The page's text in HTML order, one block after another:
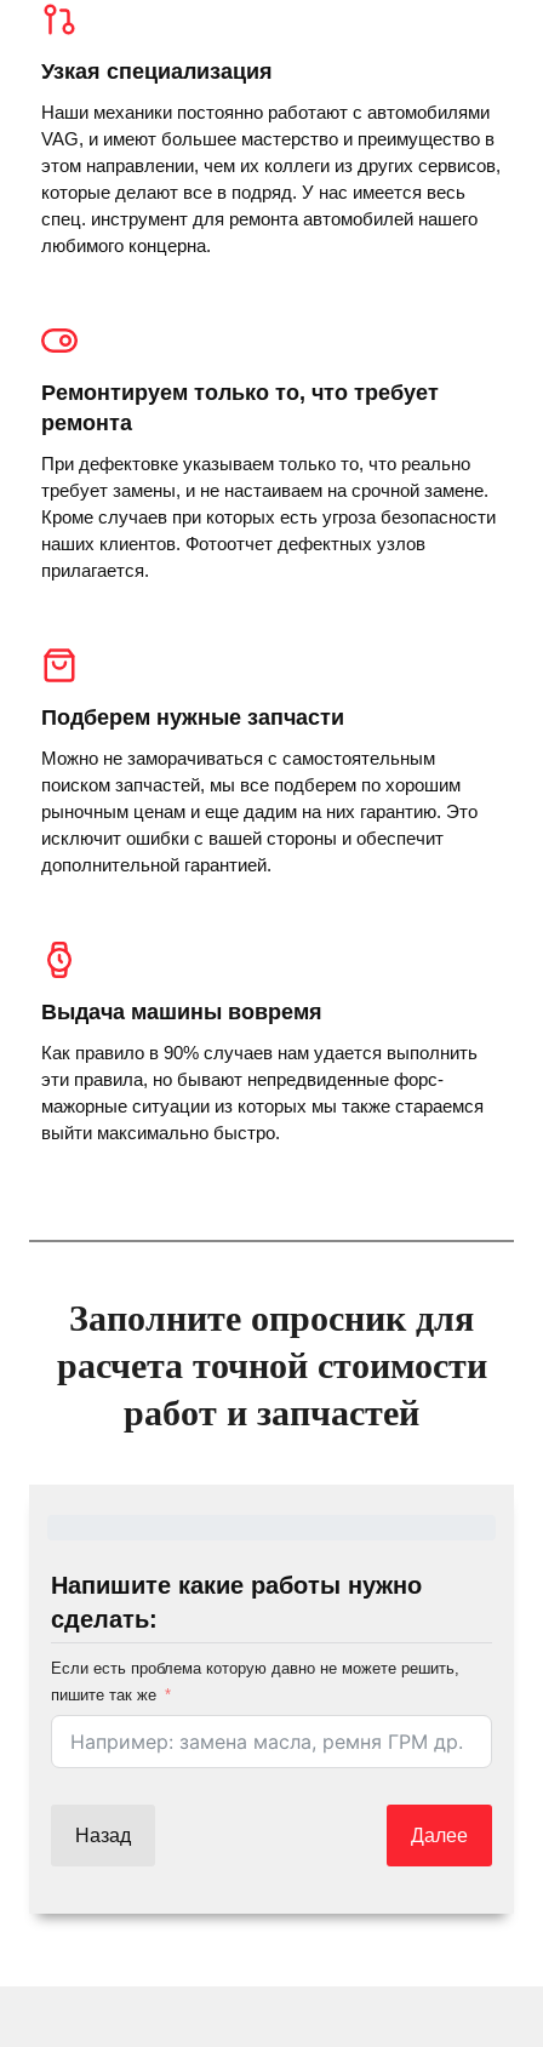
Узкая специализация
Наши механики постоянно работают с автомобилями
VAG, и имеют большее мастерство и преимущество в
этом направлении, чем их коллеги из других сервисов,
которые делают все в подряд. У нас имеется весь
спец. инструмент для ремонта автомобилей нашего
любимого концерна.
Ремонтируем только то, что требует
ремонта
При дефектовке указываем только то, что реально
требует замены, и не настаиваем на срочной замене.
Кроме случаев при которых есть угроза безопасности
наших клиентов. Фотоотчет дефектных узлов
прилагается.
Подберем нужные запчасти
Можно не заморачиваться с самостоятельным
поиском запчастей, мы все подберем по хорошим
рыночным ценам и еще дадим на них гарантию. Это
исключит ошибки с вашей стороны и обеспечит
дополнительной гарантией.
Выдача машины вовремя
Как правило в 90% случаев нам удается выполнить
эти правила, но бывают непредвиденные форс-
мажорные ситуации из которых мы также стараемся
выйти максимально быстро.
Заполните опросник для
расчета точной стоимости
работ и запчастей
Напишите какие работы нужно
сделать:
Если есть проблема которую давно не можете решить,
пишите так же
Назад Далее